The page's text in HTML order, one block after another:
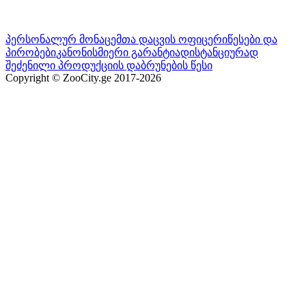
პერსონალურ მონაცემთა დაცვის ოფიცერიწესები და
პირობებიკანონისმიერი გარანტიადისტანციურად
შეძენილი პროდუქციის დაბრუნების წესი
Copyright © ZooCity.ge 2017-2026